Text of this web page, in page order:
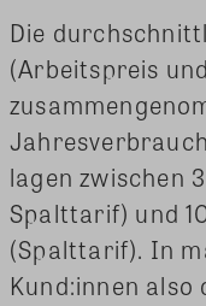
Die
(Arbeitspreis
lagen zwischen
Spalttarif) und
(Spalttarif). In
Kund:innen